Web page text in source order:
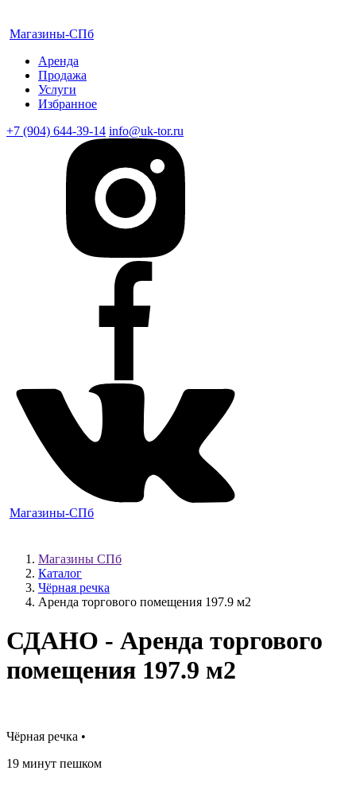
Магазины-СПб
Аренда
Продажа
Услуги
Избранное
+7 (904) 644-39-14 info@uk-tor.ru
Магазины-СПб
Магазины СПб
Каталог
Чёрная речка
Аренда торгового помещения 197.9 м2
СДАНО - Аренда торгового
помещения 197.9 м2
Чёрная речка •
19 минут пешком